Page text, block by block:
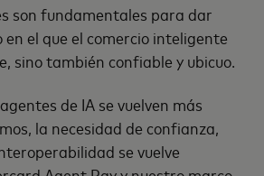
son fundamentales para dar
el que el comercio inteligente
sino también confiable y ubicuo.
de IA se vuelven más
la necesidad de confianza,
se vuelve